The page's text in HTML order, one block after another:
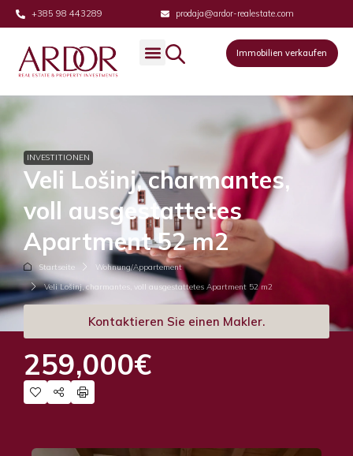
+385 98 443289 prodaja@ardor-realestate.com
Immobilien verkaufen
INVESTITIONEN
Veli Lošinj, charmantes,
voll ausgestattetes
Apartment 52 m2
Startseite
Wohnung/Appartement
Veli Lošinj, charmantes, voll ausgestattetes Apartment 52 m2
Kontaktieren Sie einen Makler.
259,000€